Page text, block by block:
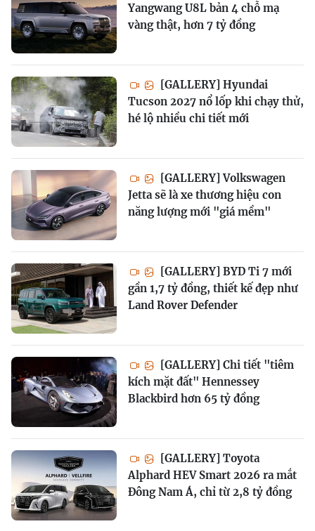
Yangwang U8L bản 4 chỗ mạ
vàng thật, hơn 7 tỷ đồng
[GALLERY] Hyundai
Tucson 2027 nổ lốp khi chạy thử,
hé lộ nhiều chi tiết mới
[GALLERY] Volkswagen
Jetta sẽ là xe thương hiệu con
năng lượng mới "giá mềm"
[GALLERY] BYD Ti 7 mới
gần 1,7 tỷ đồng, thiết kế đẹp như
Land Rover Defender
[GALLERY] Chi tiết "tiêm
kích mặt đất" Hennessey
Blackbird hơn 65 tỷ đồng
[GALLERY] Toyota
Alphard HEV Smart 2026 ra mắt
Đông Nam Á, chỉ từ 2,8 tỷ đồng